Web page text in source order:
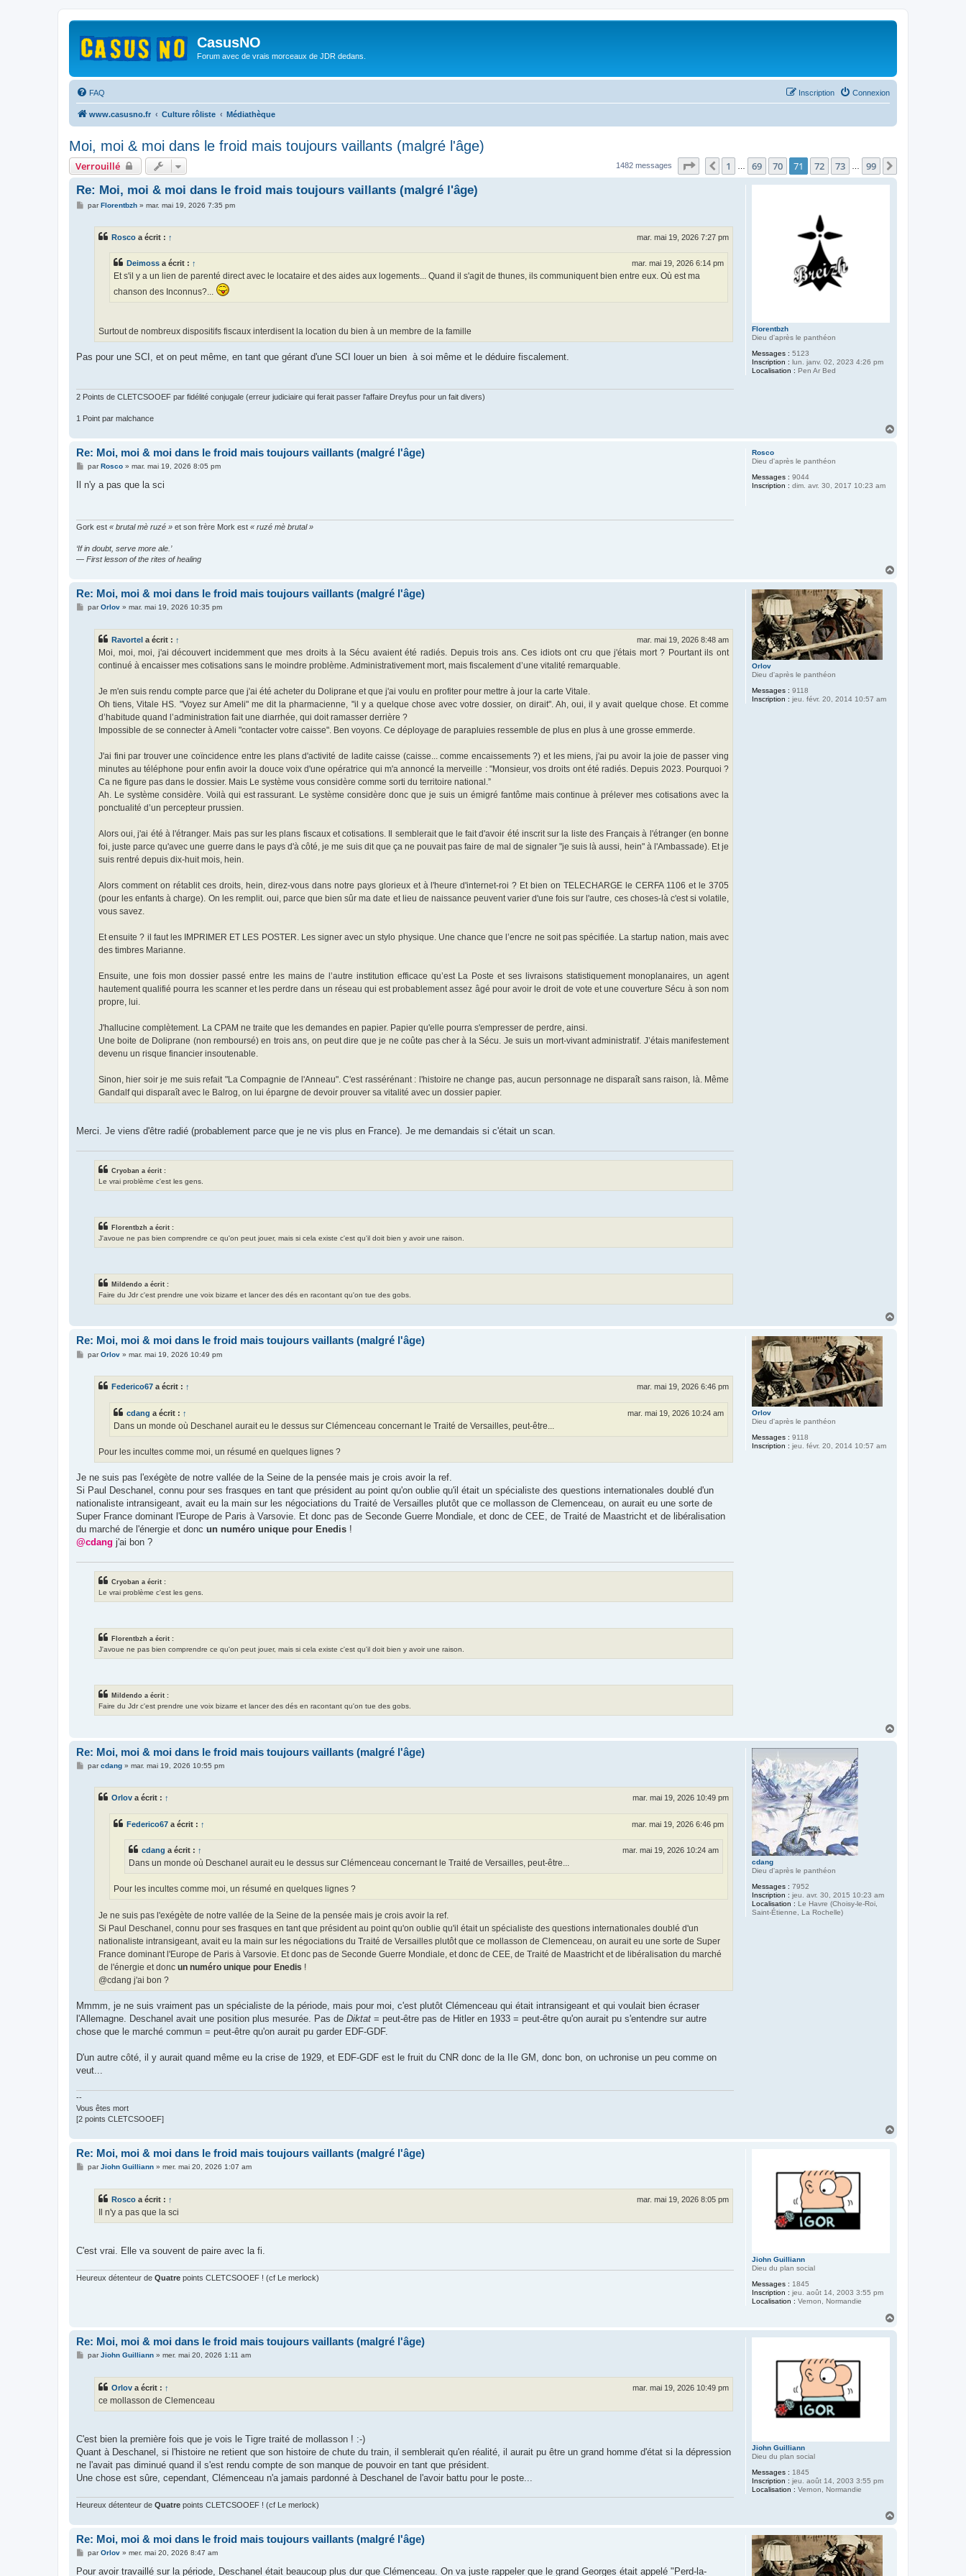
CasusNO
Forum avec de vrais morceaux de JDR dedans.
FAQ Connexion
Inscription
www.casusno.fr Culture rôliste Médiathèque
Moi, moi & moi dans le froid mais toujours vaillants (malgré l'âge)
Verrouillé 1482 messages Page 71 99
Précédent
1 69 70 71 72 73 99
Florentbzh
Dieu d'après le panthéon
Messages : 5123
Inscription : lun. janv. 02, 2023 4:26 pm
Localisation : Pen Ar Bed
Re: Moi, moi & moi dans le froid mais toujours vaillants (malgré l'âge)
MparFlorentbzh» mar. mai 19, 2026 7:35 pm
Rosco a écrit : ↑ mar. mai 19, 2026 7:27 pm
Deimoss a écrit : ↑ mar. mai 19, 2026 6:14 pm
Et s'il y a un lien de parenté direct avec le locataire et des aides aux logements... Quand il s'agit de thunes, ils communiquent bien entre eux. Où est ma
chanson des Inconnus?...
Surtout de nombreux dispositifs fiscaux interdisent la location du bien à un membre de la famille
Pas pour une SCI, et on peut même, en tant que gérant d'une SCI louer un bien à soi même et le déduire fiscalement.
2 Points de CLETCSOOEF par fidélité conjugale (erreur judiciaire qui ferait passer l'affaire Dreyfus pour un fait divers)
1 Point par malchance
Rosco
Dieu d'après le panthéon
Messages : 9044
Inscription : dim. avr. 30, 2017 10:23 am
Re: Moi, moi & moi dans le froid mais toujours vaillants (malgré l'âge)
M
s
parRosco» mar. mai 19, 2026 8:05 pm
Il n'y a pas que la sci
Gork est « brutal mè ruzé » et son frère Mork est « ruzé mè brutal »
‘If in doubt, serve more ale.’
— First lesson of the rites of healing
Orlov
Dieu d'après le panthéon
Messages : 9118
Inscription : jeu. févr. 20, 2014 10:57 am
Re: Moi, moi & moi dans le froid mais toujours vaillants (malgré l'âge)
MparOrlov» mar. mai 19, 2026 10:35 pm
Ravortel a écrit : ↑ mar. mai 19, 2026 8:48 am
Moi, moi, moi, j'ai découvert incidemment que mes droits à la Sécu avaient été radiés. Depuis trois ans. Ces idiots ont cru que j'étais mort ? Pourtant ils ont
continué à encaisser mes cotisations sans le moindre problème. Administrativement mort, mais fiscalement d’une vitalité remarquable.
Je m'en suis rendu compte parce que j'ai été acheter du Doliprane et que j'ai voulu en profiter pour mettre à jour la carte Vitale.
Oh tiens, Vitale HS. "Voyez sur Ameli" me dit la pharmacienne, "il y a quelque chose avec votre dossier, on dirait". Ah, oui, il y avait quelque chose. Et comme
d’habitude quand l’administration fait une diarrhée, qui doit ramasser derrière ?
Impossible de se connecter à Ameli "contacter votre caisse". Ben voyons. Ce déployage de parapluies ressemble de plus en plus à une grosse emmerde.
J'ai fini par trouver une coïncidence entre les plans d'activité de ladite caisse (caisse... comme encaissements ?) et les miens, j'ai pu avoir la joie de passer ving
minutes au téléphone pour enfin avoir la douce voix d'une opératrice qui m'a annoncé la merveille : "Monsieur, vos droits ont été radiés. Depuis 2023. Pourquoi ?
Ca ne figure pas dans le dossier. Mais Le système vous considère comme sorti du territoire national.”
Ah. Le système considère. Voilà qui est rassurant. Le système considère donc que je suis un émigré fantôme mais continue à prélever mes cotisations avec la
ponctualité d’un percepteur prussien.
Alors oui, j'ai été à l'étranger. Mais pas sur les plans fiscaux et cotisations. Il semblerait que le fait d'avoir été inscrit sur la liste des Français à l'étranger (en bonne
foi, juste parce qu'avec une guerre dans le pays d'à côté, je me suis dit que ça ne pouvait pas faire de mal de signaler "je suis là aussi, hein" à l'Ambassade). Et je
suis rentré depuis dix-huit mois, hein.
Alors comment on rétablit ces droits, hein, direz-vous dans notre pays glorieux et à l'heure d'internet-roi ? Et bien on TELECHARGE le CERFA 1106 et le 3705
(pour les enfants à charge). On les remplit. oui, parce que bien sûr ma date et lieu de naissance peuvent varier d'une fois sur l'autre, ces choses-là c'est si volatile,
vous savez.
Et ensuite ? il faut les IMPRIMER ET LES POSTER. Les signer avec un stylo physique. Une chance que l’encre ne soit pas spécifiée. La startup nation, mais avec
des timbres Marianne.
Ensuite, une fois mon dossier passé entre les mains de l’autre institution efficace qu’est La Poste et ses livraisons statistiquement monoplanaires, un agent
hautement qualifié pourra les scanner et les perdre dans un réseau qui est probablement assez âgé pour avoir le droit de vote et une couverture Sécu à son nom
propre, lui.
J'hallucine complètement. La CPAM ne traite que les demandes en papier. Papier qu'elle pourra s'empresser de perdre, ainsi.
Une boite de Doliprane (non remboursé) en trois ans, on peut dire que je ne coûte pas cher à la Sécu. Je suis un mort-vivant administratif. J’étais manifestement
devenu un risque financier insoutenable.
Sinon, hier soir je me suis refait "La Compagnie de l'Anneau". C'est rassérénant : l'histoire ne change pas, aucun personnage ne disparaît sans raison, là. Même
Gandalf qui disparaît avec le Balrog, on lui épargne de devoir prouver sa vitalité avec un dossier papier.
Merci. Je viens d'être radié (probablement parce que je ne vis plus en France). Je me demandais si c'était un scan.
Cryoban a écrit :
Le vrai problème c'est les gens.
Florentbzh a écrit :
J'avoue ne pas bien comprendre ce qu'on peut jouer, mais si cela existe c'est qu'il doit bien y avoir une raison.
Mildendo a écrit :
Faire du Jdr c'est prendre une voix bizarre et lancer des dés en racontant qu'on tue des gobs.
Orlov
Dieu d'après le panthéon
Messages : 9118
Inscription : jeu. févr. 20, 2014 10:57 am
Re: Moi, moi & moi dans le froid mais toujours vaillants (malgré l'âge)
MparOrlov» mar. mai 19, 2026 10:49 pm
Federico67 a écrit : ↑ mar. mai 19, 2026 6:46 pm
cdang a écrit : ↑ mar. mai 19, 2026 10:24 am
Dans un monde où Deschanel aurait eu le dessus sur Clémenceau concernant le Traité de Versailles, peut-être...
Pour les incultes comme moi, un résumé en quelques lignes ?
Je ne suis pas l'exégète de notre vallée de la Seine de la pensée mais je crois avoir la ref.
Si Paul Deschanel, connu pour ses frasques en tant que président au point qu'on oublie qu'il était un spécialiste des questions internationales doublé d'un
nationaliste intransigeant, avait eu la main sur les négociations du Traité de Versailles plutôt que ce mollasson de Clemenceau, on aurait eu une sorte de
Super France dominant l'Europe de Paris à Varsovie. Et donc pas de Seconde Guerre Mondiale, et donc de CEE, de Traité de Maastricht et de libéralisation
du marché de l'énergie et donc un numéro unique pour Enedis !
@cdang j'ai bon ?
Cryoban a écrit :
Le vrai problème c'est les gens.
Florentbzh a écrit :
J'avoue ne pas bien comprendre ce qu'on peut jouer, mais si cela existe c'est qu'il doit bien y avoir une raison.
Mildendo a écrit :
Faire du Jdr c'est prendre une voix bizarre et lancer des dés en racontant qu'on tue des gobs.
cdang
Dieu d'après le panthéon
Messages : 7952
Inscription : jeu. avr. 30, 2015 10:23 am
Localisation : Le Havre (Choisy-le-Roi,
Saint-Étienne, La Rochelle)
Re: Moi, moi & moi dans le froid mais toujours vaillants (malgré l'âge)
Mparcdang» mar. mai 19, 2026 10:55 pm
Orlov a écrit : ↑ mar. mai 19, 2026 10:49 pm
Federico67 a écrit : ↑ mar. mai 19, 2026 6:46 pm
cdang a écrit : ↑ mar. mai 19, 2026 10:24 am
Dans un monde où Deschanel aurait eu le dessus sur Clémenceau concernant le Traité de Versailles, peut-être...
Pour les incultes comme moi, un résumé en quelques lignes ?
Je ne suis pas l'exégète de notre vallée de la Seine de la pensée mais je crois avoir la ref.
Si Paul Deschanel, connu pour ses frasques en tant que président au point qu'on oublie qu'il était un spécialiste des questions internationales doublé d'un
nationaliste intransigeant, avait eu la main sur les négociations du Traité de Versailles plutôt que ce mollasson de Clemenceau, on aurait eu une sorte de Super
France dominant l'Europe de Paris à Varsovie. Et donc pas de Seconde Guerre Mondiale, et donc de CEE, de Traité de Maastricht et de libéralisation du marché
de l'énergie et donc un numéro unique pour Enedis !
@cdang j'ai bon ?
Mmmm, je ne suis vraiment pas un spécialiste de la période, mais pour moi, c'est plutôt Clémenceau qui était intransigeant et qui voulait bien écraser
l'Allemagne. Deschanel avait une position plus mesurée. Pas de Diktat = peut-être pas de Hitler en 1933 = peut-être qu'on aurait pu s'entendre sur autre
chose que le marché commun = peut-être qu'on aurait pu garder EDF-GDF.
D'un autre côté, il y aurait quand même eu la crise de 1929, et EDF-GDF est le fruit du CNR donc de la IIe GM, donc bon, on uchronise un peu comme on
veut...
--
Vous êtes mort
[2 points CLETCSOOEF]
Jiohn Guilliann
Dieu du plan social
Messages : 1845
Inscription : jeu. août 14, 2003 3:55 pm
Localisation : Vernon, Normandie
Re: Moi, moi & moi dans le froid mais toujours vaillants (malgré l'âge)
MparJiohn Guilliann» mer. mai 20, 2026 1:07 am
Rosco a écrit : ↑ mar. mai 19, 2026 8:05 pm
Il n'y a pas que la sci
C'est vrai. Elle va souvent de paire avec la fi.
Heureux détenteur de Quatre points CLETCSOOEF ! (cf Le merlock)
Jiohn Guilliann
Dieu du plan social
Messages : 1845
Inscription : jeu. août 14, 2003 3:55 pm
Localisation : Vernon, Normandie
Re: Moi, moi & moi dans le froid mais toujours vaillants (malgré l'âge)
MparJiohn Guilliann» mer. mai 20, 2026 1:11 am
Orlov a écrit : ↑ mar. mai 19, 2026 10:49 pm
ce mollasson de Clemenceau
C'est bien la première fois que je vois le Tigre traité de mollasson ! :-)
Quant à Deschanel, si l'histoire ne retient que son histoire de chute du train, il semblerait qu'en réalité, il aurait pu être un grand homme d'état si la dépression
ne l'avait pas diminué quand il s'est rendu compte de son manque de pouvoir en tant que président.
Une chose est sûre, cependant, Clémenceau n'a jamais pardonné à Deschanel de l'avoir battu pour le poste...
Heureux détenteur de Quatre points CLETCSOOEF ! (cf Le merlock)
Re: Moi, moi & moi dans le froid mais toujours vaillants (malgré l'âge)
M
s
parOrlov» mer. mai 20, 2026 8:47 am
Pour avoir travaillé sur la période, Deschanel était beaucoup plus dur que Clémenceau. On va juste rappeler que le grand Georges était appelé "Perd-la-